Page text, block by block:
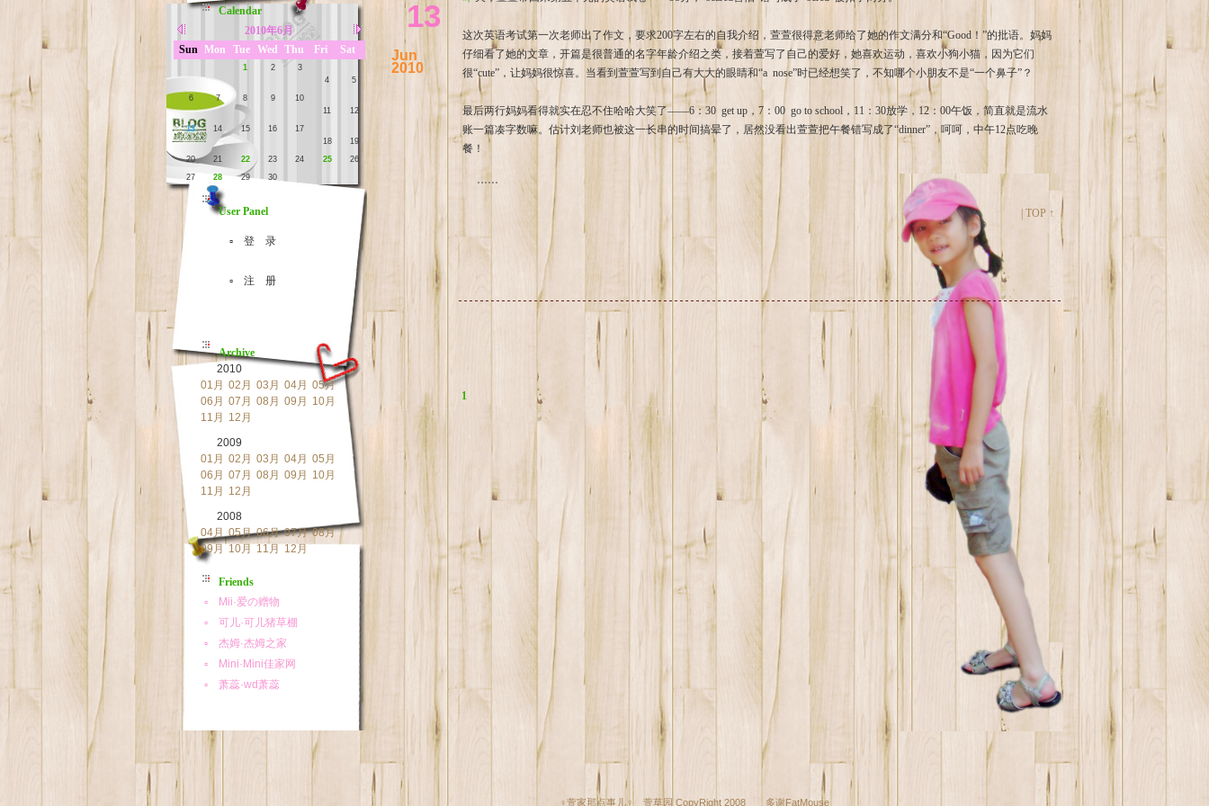
13
Jun
2010
这次英语考试第一次老师出了作文，要求200字左右的自我介绍，萱萱很得意老师给了她的作文满分和“Good！”的批语。妈妈
仔细看了她的文章，开篇是很普通的名字年龄介绍之类，接着萱写了自己的爱好，她喜欢运动，喜欢小狗小猫，因为它们
很“cute”，让妈妈很惊喜。当看到萱萱写到自己有大大的眼睛和“a nose”时已经想笑了，不知哪个小朋友不是“一个鼻子”？
最后两行妈妈看得就实在忍不住哈哈大笑了——6：30 get up，7：00 go to school，11：30放学，12：00午饭，简直就是流水
账一篇凑字数嘛。估计刘老师也被这一长串的时间搞晕了，居然没看出萱萱把午餐错写成了“dinner”，呵呵，中午12点吃晚
餐！
......
TOP ↑
1
Calendar
2010年6月
Sun Mon Tue Wed Thu Fri Sat
1 2
3
4
5
6
7 8 9
10
11
12
13
14 15 16
17
18
19
20
21 22 23 24 25
26
27
28 29 30
User Panel
▫ 登 录
▫ 注 册
Archive
2010
01月 02月 03月 04月 05月
06月 07月 08月 09月
10月
11月
12月
2009
01月 02月 03月 04月 05月
06月 07月 08月 09月
10月
11月
12月
2008
04月 05月 06月 07月 08月
09月
10月 11月 12月
Friends
♀萱家那点事儿♀ 萱草园 CopyRight 2008 多谢FatMouse